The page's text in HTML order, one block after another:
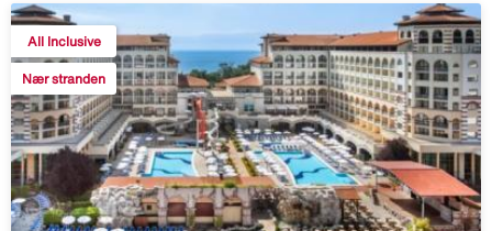
All Inclusive
Nær stranden